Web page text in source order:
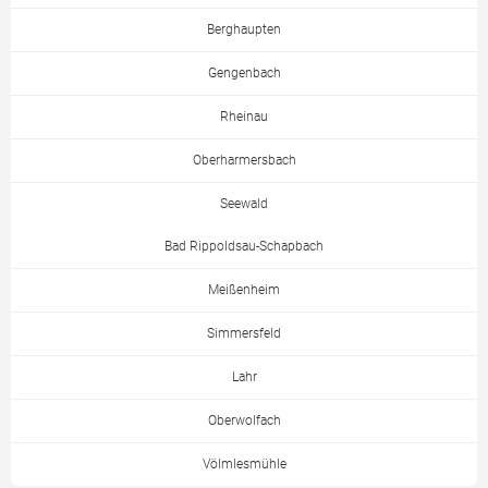
Berghaupten
Gengenbach
Rheinau
Oberharmersbach
Seewald
Bad Rippoldsau-Schapbach
Meißenheim
Simmersfeld
Lahr
Oberwolfach
Völmlesmühle